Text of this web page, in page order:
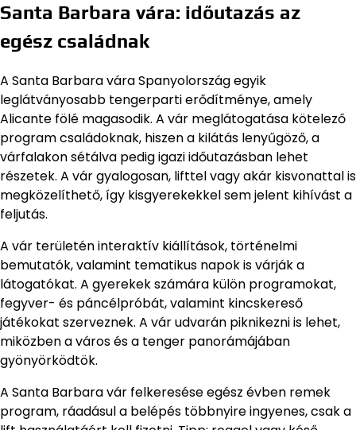
Santa Barbara vára: időutazás az
egész családnak
A Santa Barbara vára Spanyolország egyik
leglátványosabb tengerparti erődítménye, amely
Alicante fölé magasodik. A vár meglátogatása kötelező
program családoknak, hiszen a kilátás lenyűgöző, a
várfalakon sétálva pedig igazi időutazásban lehet
részetek. A vár gyalogosan, lifttel vagy akár kisvonattal is
megközelíthető, így kisgyerekekkel sem jelent kihívást a
feljutás.
A vár területén interaktív kiállítások, történelmi
bemutatók, valamint tematikus napok is várják a
látogatókat. A gyerekek számára külön programokat,
fegyver- és páncélpróbát, valamint kincskereső
játékokat szerveznek. A vár udvarán piknikezni is lehet,
miközben a város és a tenger panorámájában
gyönyörködtök.
A Santa Barbara vár felkeresése egész évben remek
program, ráadásul a belépés többnyire ingyenes, csak a